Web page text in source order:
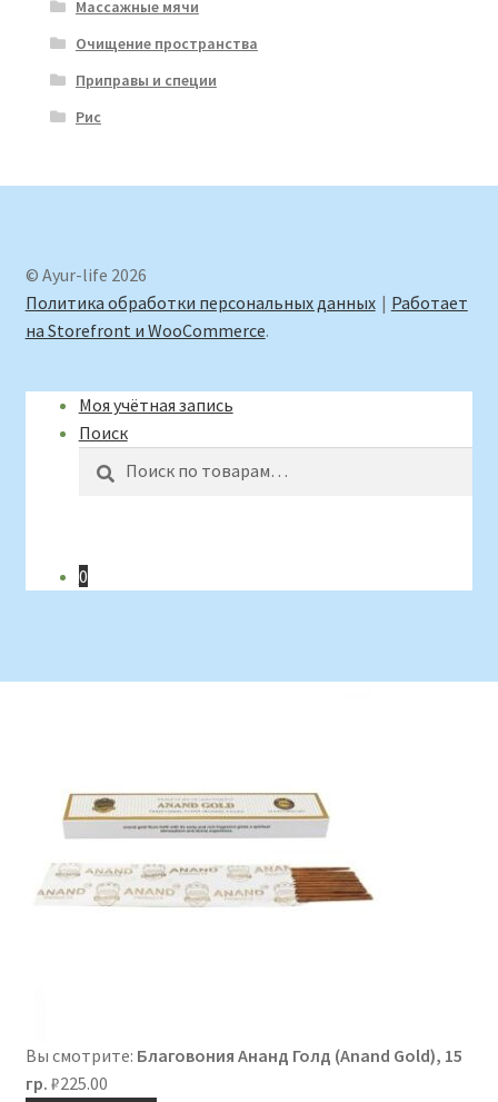
Массажные мячи
Очищение пространства
Приправы и специи
Рис
© Ayur-life 2026
Политика обработки персональных данных
Работает
на Storefront и WooCommerce.
Моя учётная запись
Поиск
0
Вы смотрите: Благовония Ананд Голд (Anand Gold), 15
гр. ₽225.00